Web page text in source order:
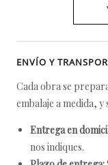
ENVÍO Y
Cada obra se
embalaje a medida,
Entrega en
nos indiques.